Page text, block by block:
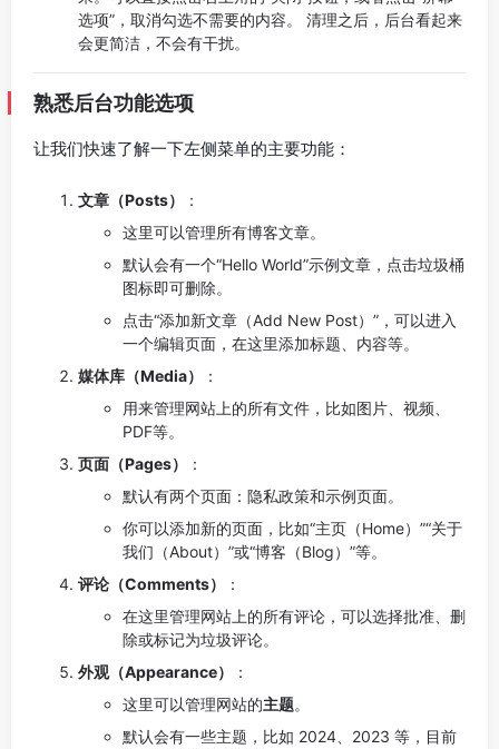
选项”，取消勾选不需要的内容。 清理之后，后台看起来
会更简洁，不会有干扰。
熟悉后台功能选项
让我们快速了解一下左侧菜单的主要功能：
文章（Posts）
：
这里可以管理所有博客文章。
默认会有一个“Hello World”示例文章，点击垃圾桶
图标即可删除。
点击“添加新文章（Add New Post）”，可以进入
一个编辑页面，在这里添加标题、内容等。
媒体库（Media）
：
用来管理网站上的所有文件，比如图片、视频、
PDF等。
页面（Pages）
：
默认有两个页面：隐私政策和示例页面。
你可以添加新的页面，比如“主页（Home）”“关于
我们（About）”或“博客（Blog）”等。
评论（Comments）
：
在这里管理网站上的所有评论，可以选择批准、删
除或标记为垃圾评论。
外观（Appearance）
：
这里可以管理网站的主题。
默认会有一些主题，比如 2024、2023 等，目前